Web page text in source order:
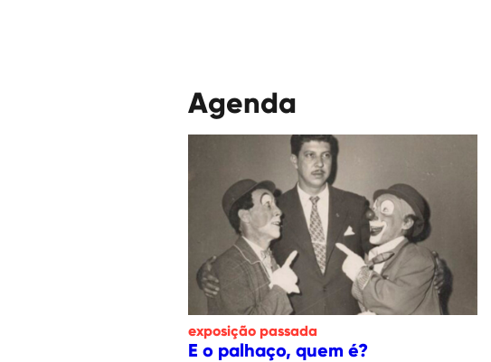
Agenda
exposição passada
E o palhaço, quem é?